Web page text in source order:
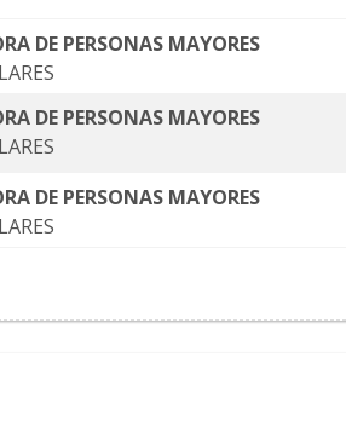
DE PERSONAS MAYORES
DE PERSONAS MAYORES
DE PERSONAS MAYORES